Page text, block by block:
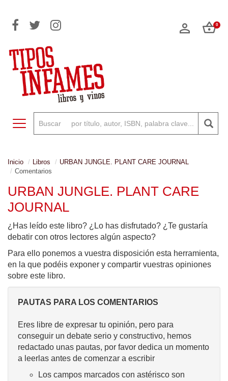
0
Toggle navigation
Inicio Libros
URBAN JUNGLE. PLANT CARE JOURNAL
Comentarios
URBAN JUNGLE. PLANT CARE
JOURNAL
¿Has leído este libro? ¿Lo has disfrutado? ¿Te gustaría
debatir con otros lectores algún aspecto?
Para ello ponemos a vuestra disposición esta herramienta,
en la que podéis exponer y compartir vuestras opiniones
sobre este libro.
PAUTAS PARA LOS COMENTARIOS
Eres libre de expresar tu opinión, pero para
conseguir un debate serio y constructivo, hemos
redactado unas pautas, por favor dedica un momento
a leerlas antes de comenzar a escribir
Los campos marcados con astérisco son